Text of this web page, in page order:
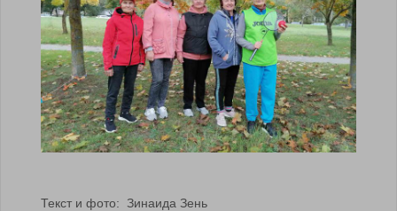
Текст и фото: Зинаида Зень